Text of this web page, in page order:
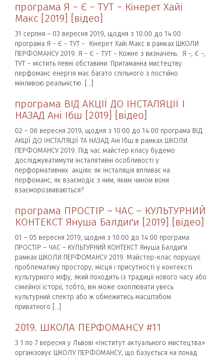
програма Я − Є − ТУТ − Кінерет Хайі
Макс [2019] [відео]
31 серпня – 03 вересня 2019, щодня з 10:00 до 14:00
програма Я − Є − ТУТ − Кінерет Хайі Макс в рамках ШКОЛИ
ПЕРФОМАНСУ 2019. Я − Є − ТУТ − Кожне з визначень: Я −, Є −,
ТУТ − містить певні обставини. Притаманна мистецтву
перфоманс енергія має багато спільного з постійно
мінливою реальністю. […]
програма ВІД АКЦІЇ ДО ІНСТАЛЯЦІЇ І
НАЗАД Ані Ібш [2019] [відео]
02 – 06 вересня 2019, щодня з 10:00 до 14:00 програма ВІД
АКЦІЇ ДО ІНСТАЛЯЦІЇ ТА НАЗАД Ані Ібш в рамках ШКОЛИ
ПЕРФОМАНСУ 2019. Під час майстер класу будемо
досліджуватимути інсталятивні особливості у
перформативних акціях: як інсталяція впливає на
перфоманс, як взаємодіє з ним, яким чином вони
взаєморозвиваються?
програма ПРОСТІР – ЧАС – КУЛЬТУРНИЙ
КОНТЕКСТ Януша Балдиґи [2019] [відео]
01 – 05 вересня 2019, щодня з 10:00 до 14:00 програма
ПРОСТІР – ЧАС – КУЛЬТУРНИЙ КОНТЕКСТ Януша Балдиґи
рамках ШКОЛИ ПЕРФОМАНСУ 2019. Майстер-клас порушує
проблематику простору, місця і присутності у контексті
культурного міфу, який походить із традиції нового часу або
сімейної історії, тобто, він може охоплювати увесь
культурний спектр або ж обмежитись масштабом
приватного […]
2019. ШКОЛА ПЕРФОМАНСУ #11
З 1 по 7 вересня у Львові «Інститут актуального мистецтва»
організовує ШКОЛУ ПЕРФОМАНСУ, що базується на понад